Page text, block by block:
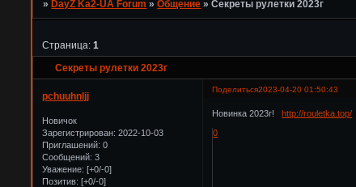
» DayZ Ka2-UA Forum »Общение »Секреты рулетки 2023г
Секреты рулетки 2023г
Страница:1
Поделиться2023-04-20 01:50:43
pchuuhnljj
Новичок
Зарегистрирован: 2022-10-03
Приглашений: 0
Сообщений: 3
Уважение: [+0/-0]
Позитив: [+0/-0]
Новинка 2023г!http://rouletka.top/
0